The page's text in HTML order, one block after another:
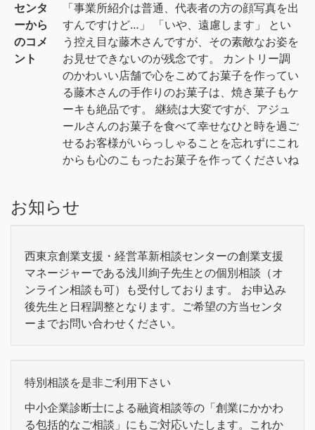
センタ
ーから
のコメ
ント
「事業所紹介は普通、代表者の方の顔写真を出
すんですけど…」 「いや、遠慮します」 とい
う控え目な藤木さんですが、その素敵なお姿を
お見せできないのが残念です。 カントリー調
のかわいい店舗で心をこめてお菓子を作ってい
る藤木さんの手作りのお菓子は、焼き菓子もケ
ーキも絶品です。 継続は大変ですが、アジュ
ールさんのお菓子を食べて幸せなひと時を過ご
せるお客様がいらっしゃることを忘れずにこれ
からも心のこもったお菓子を作ってくださいね
お知らせ
西東京創業支援・経営革新相談センターの創業支援
マネージャーである浅川絢子先生との個別相談（オ
ンライン相談も可）も受付しております。 お申込み
後先生と日程調整となります。ご希望の方当センタ
ーまでお問い合わせください。
特別相談を是非ご利用下さい
中小企業診断士による融資相談等の「創業にかかわ
る包括的なご相談」にもご対応いたします。これか